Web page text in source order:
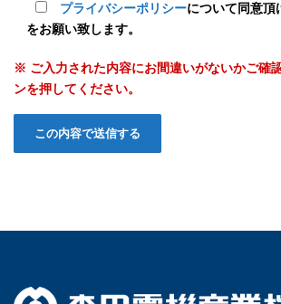
プライバシーポリシーについて同意頂
をお願い致します。
※ ご入力された内容にお間違いがないかご確
ンを押してください。